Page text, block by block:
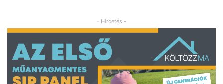
- Hirdetés -